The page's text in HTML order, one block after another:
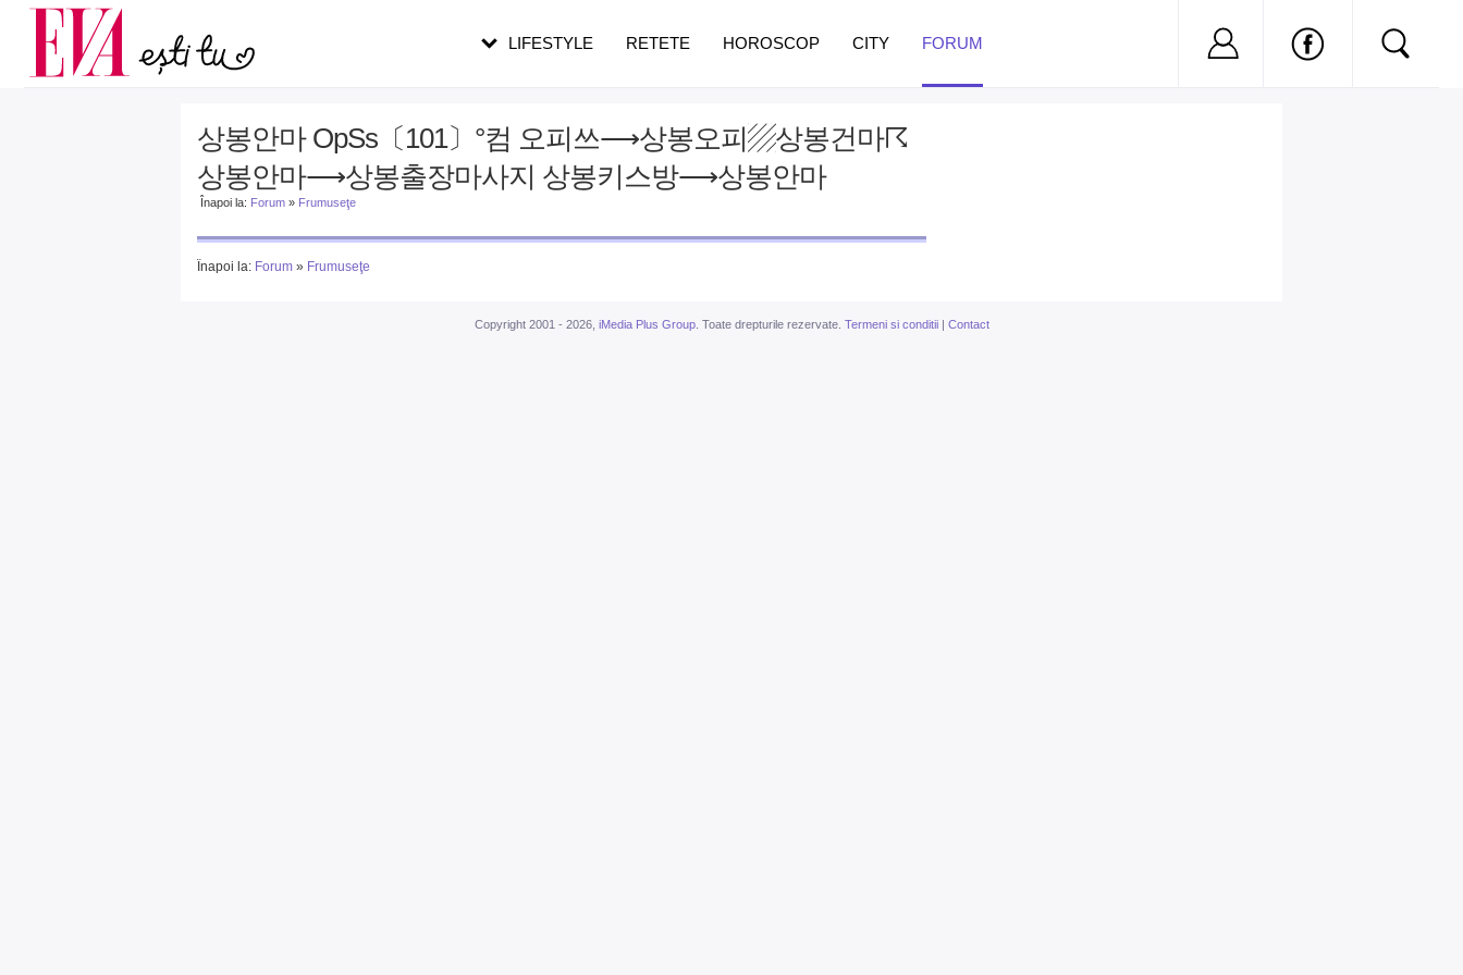
LIFESTYLE RETETE HOROSCOP CITY FORUM Nu ai cont?
Carieră
Actualitate
상봉안마 OpSs〔101〕°컴 오피쓰⟶상봉오피▨상봉건마☈
상봉안마⟶상봉출장마사지 상봉키스방⟶상봉안마
Înapoi la: Forum » Frumuseţe
Înapoi la: Forum » Frumuseţe
Copyright 2001 - 2026, iMedia Plus Group. Toate drepturile rezervate. Termeni si conditii | Contact